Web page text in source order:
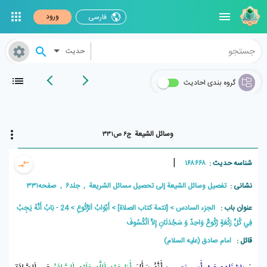
فارسی ورود
حدیث
گروه بندی احادیث
وسائل الشیعة ج۶ ص۳۳۱
شناسه حدیث : ۱۶۸۶۶۸ |
نشانی :تفصیل وسائل الشیعة إلی تحصیل مسائل الشریعة , جلد۶ , صفحه۳۳۱
عنوان باب : الجزء السادس [تتمة كتاب الصلاة] أَبْوَابُ اَلرُّكُوعِ
24 - بَابُ أَنَّهُ يَجِبُ
فِي كُلِّ رَكْعَةٍ رُكُوعٌ وَاحِدٌ وَ سَجْدَتَانِ إِلاَّ اَلْكُسُوفَ
قائل : امام صادق (علیه السلام)